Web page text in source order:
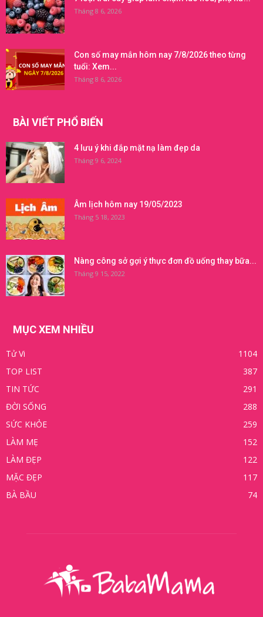
Tháng 8 6, 2026
Con số may mắn hôm nay 7/8/2026 theo từng
tuổi: Xem...
Tháng 8 6, 2026
BÀI VIẾT PHỔ BIẾN
4 lưu ý khi đắp mặt nạ làm đẹp da
Tháng 9 6, 2024
Âm lịch hôm nay 19/05/2023
Tháng 5 18, 2023
Nàng công sở gợi ý thực đơn đồ uống thay bữa...
Tháng 9 15, 2022
MỤC XEM NHIỀU
Tử Vi
1104
TOP LIST
387
TIN TỨC
291
ĐỜI SỐNG
288
SỨC KHỎE
259
LÀM MẸ
152
LÀM ĐẸP
122
MẶC ĐẸP
117
BÀ BẦU
74